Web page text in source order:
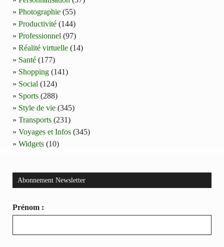
Photographie (55)
Productivité (144)
Professionnel (97)
Réalité virtuelle (14)
Santé (177)
Shopping (141)
Social (124)
Sports (288)
Style de vie (345)
Transports (231)
Voyages et Infos (345)
Widgets (10)
Abonnement Newsletter
Prénom :